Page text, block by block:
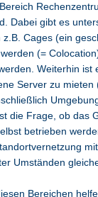
Dabei gibt es
Cages (ein
(=
Weiterhin ist
Server zu mieten
die Frage, ob das
betrieben
Umständen
Bereichen